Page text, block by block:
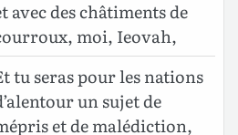
avec des châtiments de
moi, Ieovah,
tu seras pour les nations
un sujet de
et de malédiction,